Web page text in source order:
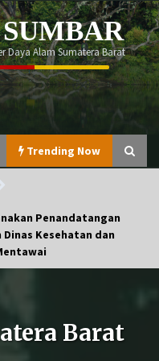
Daya Alam Sumatera Barat
Trending Now
Sumbar dan Polda
25 Ekor Beo
Bungus
meriah!
Penandatangan
Dinas Kesehatan dan
Barat